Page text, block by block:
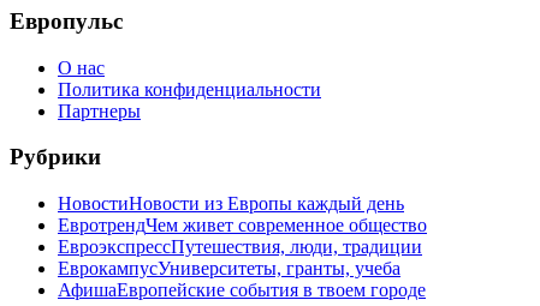
Европульс
О нас
Политика конфиденциальности
Партнеры
Рубрики
НовостиНовости из Европы каждый день
ЕвротрендЧем живет современное общество
ЕвроэкспрессПутешествия, люди, традиции
ЕврокампусУниверситеты, гранты, учеба
АфишаЕвропейские события в твоем городе